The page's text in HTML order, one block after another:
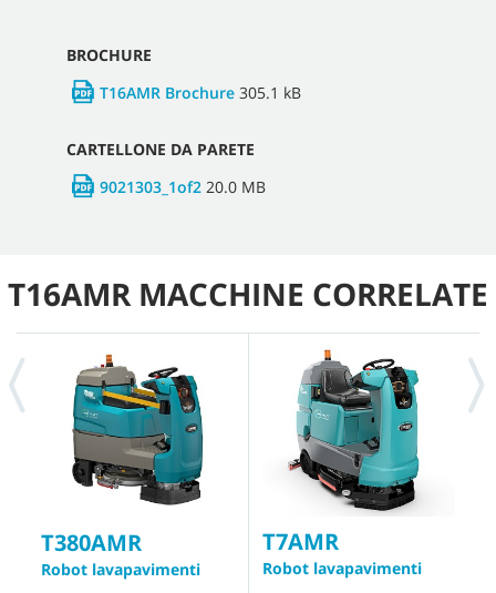
BROCHURE
T16AMR Brochure 305.1 kB
CARTELLONE DA PARETE
9021303_1of2 20.0 MB
T16AMR MACCHINE CORRELATE
T380AMR
Robot lavapavimenti
T7AMR
Robot lavapavimenti